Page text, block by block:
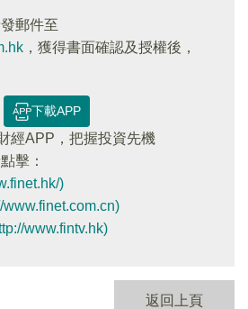
郵件至
，獲得書面確認及授權後，
下載APP
經APP，把握投資先機
擊：
)
www.finet.com.cn)
www.fintv.hk)
返回上頁